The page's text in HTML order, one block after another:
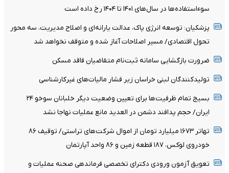
سوءاستفاده‌ها در سال‌های ۱۴۰۱ تا ۱۴۰۴ رخ داده است
پزشکیان: توسعه انرژی پاک، عدالت یارانه‌ای و اصلاح مدیریت، سه محور
تحول اقتصادی/ مسیر اصلاحات آغاز شده و متوقف نخواهد شد
ضرورت بازگشایی سامانه ثبت‌نام متقاضیان فاقد مسکن
تولیدکنندگان لبنی خراسان زیر فشار مالیات‌های غیرکارشناسی
بسیج تمام ظرفیت‌ها برای تعیین وضعیت دیگر خلبانان سوخو ۲۴
ایران/ حجم پدافند دشمن در العدید مانع عملیات نهاجا نشد
تهاتر ۱۶۷۳ میلیارد تومان از اموال شرکت‌های تراستی/ توقیف ۸۶
خودروی لوکس، ۱۸۷ قطعه زمین و ۸۶ واحد آپارتمان
تعویق آزمون ورودی دکترای تخصصی فرماندهی صحنه عملیات و